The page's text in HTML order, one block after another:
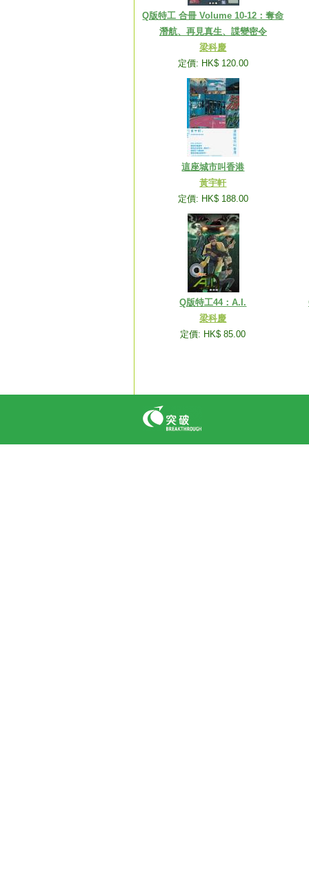
Q版特工 合冊 Volume 10-12：奪命
潛航、再見真生、諜變密令
梁科慶
定價: HK$ 120.00
這座城市叫香港
黃宇軒
定價: HK$ 188.00
Q版特工44：A.I.
梁科慶
定價: HK$ 85.00